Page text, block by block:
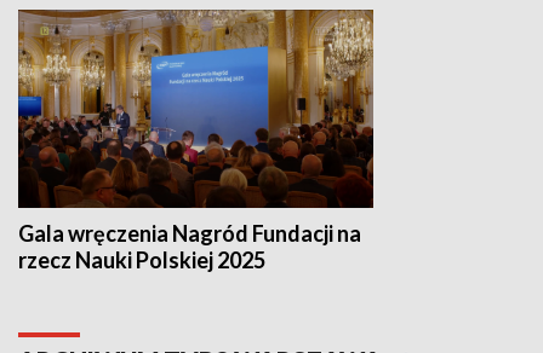
Gala wręczenia Nagród Fundacji na
rzecz Nauki Polskiej 2025